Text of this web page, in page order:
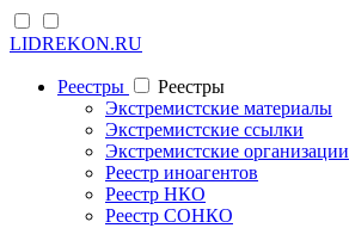
LIDREKON.RU
Реестры
Реестры
Экстремистские материалы
Экстремистские ссылки
Экстремистские организации
Реестр иноагентов
Реестр НКО
Реестр СОНКО